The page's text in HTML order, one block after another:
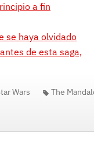
a fin
se haya olvidado
de esta saga,
Wars The